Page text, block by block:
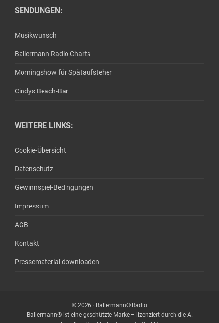
SENDUNGEN:
Musikwunsch
Ballermann Radio Charts
Morningshow für Spätaufsteher
Cindys Beach-Bar
WEITERE LINKS:
Cookie-Übersicht
Datenschutz
Gewinnspiel-Bedingungen
Impressum
AGB
Kontakt
Pressematerial downloaden
© 2026 · Ballermann® Radio
Ballermann® ist eine geschützte Marke – lizenziert durch die A.